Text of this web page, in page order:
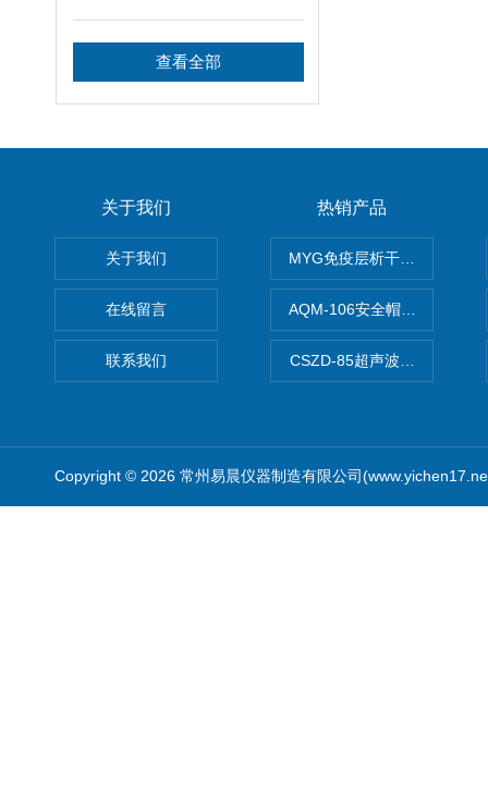
查看全部
关于我们
关于我们
在线留言
联系我们
热销产品
MYG免疫层析干燥箱
AQM-106安全帽高温预处理
CSZD-85超声波清洗振荡器
Copyright © 2026 常州易晨仪器制造有限公司